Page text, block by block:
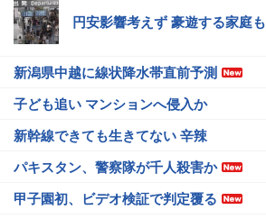
円安影響考えず 豪遊する家庭も
新潟県中越に線状降水帯直前予測
子ども追い マンションへ侵入か
新幹線できても生きてない 辛辣
パキスタン、警察隊が千人殺害か
甲子園初、ビデオ検証で判定覆る